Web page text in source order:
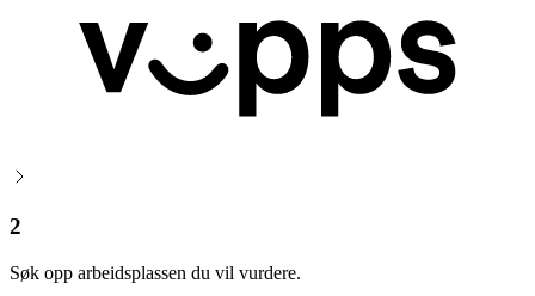
2
Søk opp arbeidsplassen du vil vurdere.